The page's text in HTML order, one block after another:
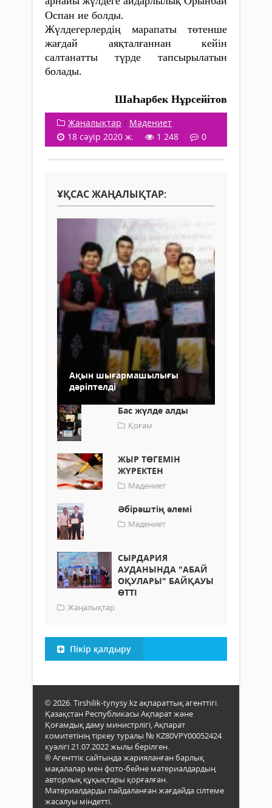
Оспан ие болды.
Жүлдегерлердің марапаты төтенше
жағдай аяқталғаннан кейін
салтанатты түрде тапсырылатын
болады.
ШаҺарбек Нұрсейітов
Жаңалықтар / Мәдениет
18 сәуір 2020 ж.
1 248 0
ҰҚСАС ЖАҢАЛЫҚТАР:
Ақын шығармашылығы
дәріптелді
Бас жүлде алды
Қоғам
ЖЫР ТӨГЕМІН
ЖҮРЕКТЕН
Мәдениет
Әбірәштің әлемі
Мәдениет
СЫРДАРИЯ
АУДАНЫНДА "АБАЙ
ОҚУЛАРЫ" БАЙҚАУЫ
ӨТТІ
Жаңалықтар
Пікір қалдыру
© 2026. Tirshilik-tynysy.kz ақпараттық агенттігі.
Қазақстан Республикасы Ақпарат және
Қоғамдық даму министрлігі, Ақпарат
комитетінің тіркеу туралы № KZ80VPY00052424
куәлігі 21.07.2022 жылы берілген.
® Агенттік сайтында жарияланған барлық
мақалалар мен фото-бейне материалдардың
авторлық құқықтары қорғалған.
Материалдарды пайдаланған жағдайда сілтеме
жасалуы міндетті.